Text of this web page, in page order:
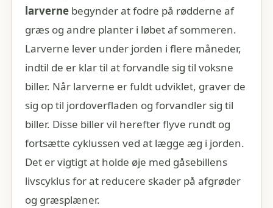
larvernebegynder at fodre på rødderne af
græs og andre planter i løbet af sommeren.
Larverne lever under jorden i flere måneder,
indtil de er klar til at forvandle sig til voksne
biller. Når larverne er fuldt udviklet, graver de
sig op til jordoverfladen og forvandler sig til
biller. Disse biller vil herefter flyve rundt og
fortsætte cyklussen ved at lægge æg i jorden.
Det er vigtigt at holde øje med gåsebillens
livscyklus for at reducere skader på afgrøder
og græsplæner.